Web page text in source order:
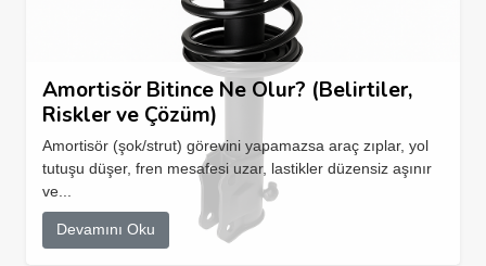
Amortisör Bitince Ne Olur? (Belirtiler,
Riskler ve Çözüm)
Amortisör (şok/strut) görevini yapamazsa araç zıplar, yol
tutuşu düşer, fren mesafesi uzar, lastikler düzensiz aşınır
ve...
Devamını Oku